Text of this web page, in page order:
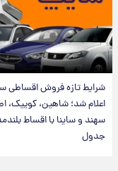
شرایط تازه فروش اقساطی
اعلام شد؛ شاهین، کوییک،
سهند و ساینا با اقساط
جدول